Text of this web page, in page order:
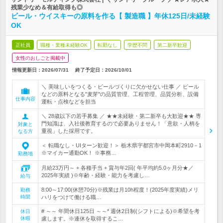
残業少なめ＆有給取得も◎
ビール・ウイスキーの原料を作る【 製造職 】年休125日/未経験
OK
正社員 職種・業種未経験OK 転勤なし 学歴不問 第二新卒歓迎
女性のおしごと掲載中
情報更新日：2026/07/31 終了予定日： 2026/10/01
仕事内容
＼ 美味しいをつくる・ビールづくりに欠かせない仕事 ／ ビール
などの原料となる"麦芽"の品質管理、工程管理、品質分析、設備
運転・点検などを担当
対象と
なる方
＼ 28歳以下の若手募集 ／ ★★未経験・第二新卒も大歓迎★★ 専
門知識は、入社後教育するので必要ありません！「意欲・人柄を
重視」した採用です。
勤務地
＜ 転職なし・UIターン歓迎！＞ 栃木県宇都宮市中岡本町2910－1
※マイカー通勤OK！ ※事務…
給与
月給23万円～ + 各種手当 + 賞与年2回( 年平均約5.0ヶ月分★／
2025年実績 )※年齢・経験・能力を考慮し…
勤務
時間
8:00～17:00(休憩70分)※残業は月10h程度！(2025年度実績)メリ
ハリをつけて働ける職…
休日
休暇
# ～～ 年間休日125日 ～～* 週休2日制(シフトによる)※希望を考
慮します。※連休を取得するこ…